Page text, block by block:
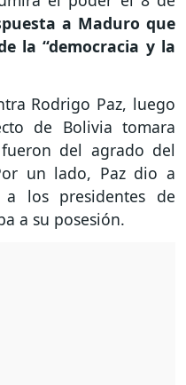
a Maduro que
la “democracia y la
Rodrigo Paz, luego
de Bolivia tomara
del agrado del
un lado, Paz dio a
los presidentes de
a su posesión.